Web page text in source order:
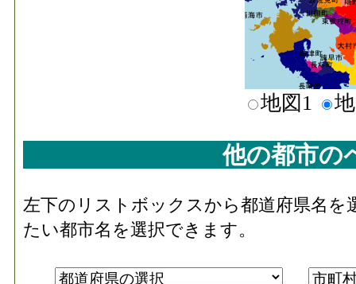
地図1
他の都市の
左下のリストボックスから都道府県名
たい都市名を選択できます。